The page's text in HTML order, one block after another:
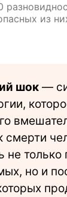
из
шок —
смерти
не только
но и